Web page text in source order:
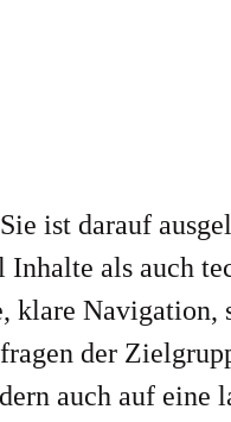
ist darauf
als auch
klare Navigation,
der
auch auf eine